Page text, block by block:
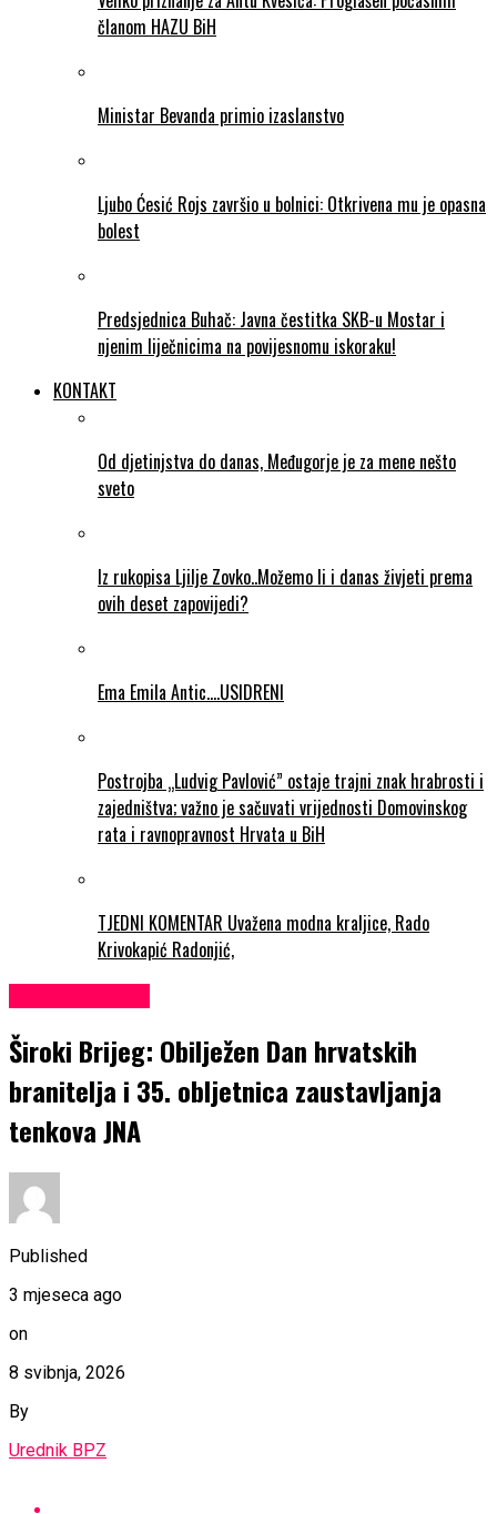
članom HAZU BiH
Ministar Bevanda primio izaslanstvo
Ljubo Ćesić Rojs završio u bolnici: Otkrivena mu je opasna
bolest
Predsjednica Buhač: Javna čestitka SKB-u Mostar i
njenim liječnicima na povijesnomu iskoraku!
KONTAKT
Od djetinjstva do danas, Međugorje je za mene nešto
sveto
Iz rukopisa Ljilje Zovko..Možemo li i danas živjeti prema
ovih deset zapovijedi?
Ema Emila Antic….USIDRENI
Postrojba „Ludvig Pavlović” ostaje trajni znak hrabrosti i
zajedništva; važno je sačuvati vrijednosti Domovinskog
rata i ravnopravnost Hrvata u BiH
TJEDNI KOMENTAR Uvažena modna kraljice, Rado
Krivokapić Radonjić,
Široki Brijeg: Obilježen Dan hrvatskih
branitelja i 35. obljetnica zaustavljanja
tenkova JNA
Published
3 mjeseca ago
on
8 svibnja, 2026
By
Urednik BPZ